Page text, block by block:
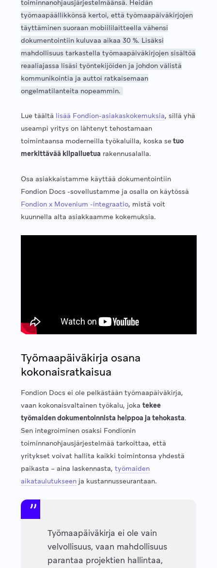
toiminnanohjausjärjestelmäänsä. Heidän
työmaapäällikkönsä kertoi, että työmaapäiväkirjojen
täyttäminen suoraan mobiililaitteella vähensi
dokumentointiin kuluvaa aikaa 30 %. Lisäksi
mahdollisuus tarkastella työmaapäiväkirjojen sisältöä
reaaliajassa lisäsi työntekijöiden ja johdon välistä
kommunikointia ja auttoi ratkaisemaan
ongelmatilanteita nopeammin.
Lue täältä lisää Fondion-asiakaskokemuksia, sillä yhä
useampi yritys on lähtenyt tehostamaan
toimintaansa moderneilla työkaluilla, koska setuo
merkittävää kilpailuetua rakennusalalla.
Osa asiakkaistamme käyttää dokumentointiin
Fondion Docs -sovellustamme ja osalla on käytössä
Fondion x Movenium -integraatio, mistä voit
kuunnella alta asiakkaamme kokemuksia.
Työmaapäiväkirja osana
kokonaisratkaisua
Fondion Docs ei ole pelkästään työmaapäiväkirja,
vaan kokonaisvaltainen työkalu, joka tekee
työmaiden dokumentoinnista helppoa ja tehokasta.
Sen integroiminen osaksi Fondionin
toiminnanohjausjärjestelmää tarkoittaa, että
yritykset voivat hallita kaikki toimintonsa yhdestä
paikasta – aina laskennasta, työmaiden
aikataulutukseenja kustannusseurantaan.
Työmaapäiväkirja ei ole vain
velvollisuus, vaan mahdollisuus
parantaa projektien hallintaa,